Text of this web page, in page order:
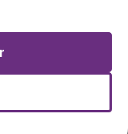
SERVICE